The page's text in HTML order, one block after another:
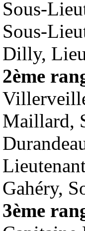
Sous-
Sous-
Dilly,
2ème
Maillard,
Gahéry,
3ème